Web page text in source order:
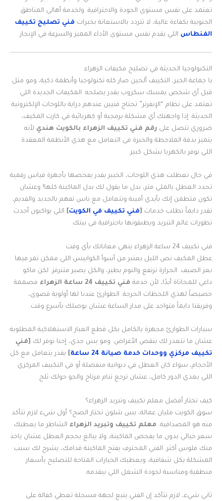
تعتمد على نفس مستوى الجودة والاحترافية. ولخدمة أهالي المناطق
الجنوبية بكفاءة عالية، لا تتردد بالاستعانة بخبرات فني تصليح تكييف
الفنطاس اللي يقدم نفس مستوى الأداء المميز والسرعة في الإنجاز.
التكنولوجيا الحديثة في تصليح مكيفات الزهراء
يا جماعة الخير، التكييف ألحين صار كله تكنولوجيا وأنظمة ذكية، ومو مثل
قبل أي شخص يمسك سكروب يقدر يصلحه. المكيفات الجديدة اللي
تعتمد على نظام “الإنفرتر” تحتاج فنيين عندهم دراية باللوحات الإلكترونية
الحديثة. إذا واجهتك أي مشكلة برمجية أو كهربائية في كارت المكيف،
ضروري تتصل على رقم فني تكييف الزهراء بالكويت هندي لأنه
يتميز بدقة الملاحظة والخبرة في التعامل مع هذي الأنظمة المعقدة
اللي توفر بالكهربا بشكل كبير.
في حال تعطلت هذي اللوحات، الخبير يقدر يفحصها بأجهزة قياس رقمية
تحدد العطل بالملي متر، بدل ما يقول لك بدل الماكينة كلها! وعشان
تكون متطمن إنك بأيدي أمينة وتتعامل مع ناس تفهم بالجديد والقديم،
تقدر دايماً تطلب خدمات [فني تكييف في الكويت] اللي يواكبون أحدث
تطورات عالم التبريد ويطبقونها باحترافية في بيتك.
فني تكييف 24 ساعة الزهراء ينهي معاناتك بأي وقت
عطل المكيف نص الليل يعتبر من أسوأ الكوابيس اللي ممكن تمر فيها
بعز الصيف. الحرارة ترتفع والنوم يطير، والكل يصير متنرفز. لكن ماكو
داعي للمحاتاة أبدًا، لأن خدمة فني تكييف 24 ساعة الزهراء
مصممة
خصيصاً لهذي اللحظات الحرجة. الطوارئ عندنا لها أولوية قصوى،
وفريقنا دايماً متواجد على مدار الساعة عشان يوصلك بأسرع وقت.
سيارات الطوارئ مجهزة بالكامل بكل قطع الغيار الاستهلاكية المطلوبة
عشان ما نتعذر لك بنقص الأغراض. ومو بس جذي، إحنا نوفر لك [فني
تكييف مركزي ووحدات خدمة صيانة 24 ساعة
] يقدر يتعامل مع كل
الأحجام، سواء كان العطل في ديوانية منفصلة أو في التكييف المركزي
اللي يغذي الدور كامل، عشان ترجع تنام مرتاح والجو حولك ثلج.
كيف تختار أفضل معلم تكييف وتبريد الزهراء؟
سوق الكويت مليان عمالة، بس شلون تختار الصح؟ أول شيء لازم تتأكد
منه هو المصداقية. معلم تكييف وتبريد الزهراء الشاطر ما يعطيك
سعر خيالي بدون ما يفحص الماكينة، ولا يبالغ بحجم العطل عشان ياخذ
منك فلوس أكثر. الفني المحترف يفتح الماكينة قدامك، يشرح لك سبب
المشكلة بكل شفافية، ويعطيك الخيارات المتاحة للتصليح بأسعار
منطقية ومناسبة لجودة الشغل اللي بيقدمه.
ثاني شيء، لازم تتأكد إن الفني يتبع لجهة مسجلة تعطي كفالة على